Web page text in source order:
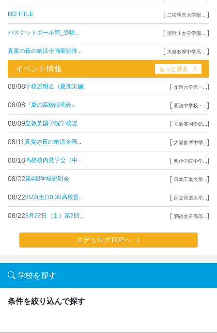
NO TITLE [ 二松學舍大学附... ]
バスケットボール部_受験... [ 瀧野川女子学園... ]
真夏の夜の納涼企画実話怪... [ 大妻多摩中学高... ]
イベント情報 もっと見る
08/08学校説明会（夏期実施） [ 拓殖大学第一... ]
08/08 『夏の高校説明会』 [ 明法中学校・... ]
08/09立教英国学院学校説... [ 立教英国学院... ]
08/11 真夏の夜の納涼企画... [ 大妻多摩中学... ]
08/18高校校内見学会（中... [ 明治学院中学... ]
08/22第4回学校説明会 [ 日本工業大学... ]
08/228/22(土)10:30高校普... [ 国立音楽大学... ]
08/228月22日（土）第2回... [ 潤徳女子高等... ]
エデュログTOPへ
学校を探す
条件を絞り込んで探す